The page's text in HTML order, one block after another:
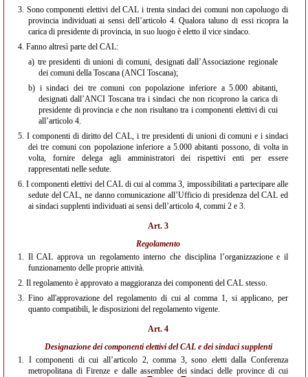
3. Sono componenti elettivi del CAL i trenta sindaci dei comuni non capoluogo di
provincia individuati ai sensi dell’articolo 4. Qualora taluno di essi ricopra la
carica di presidente di provincia, in suo luogo è eletto il vice sindaco.
4. Fanno altresì parte del CAL:
a) tre presidenti di unioni di comuni, designati dall’Associazione regionale
dei comuni della Toscana (ANCI Toscana);
b) i sindaci dei tre comuni con popolazione inferiore a 5.000 abitanti,
designati dall’ANCI Toscana tra i sindaci che non ricoprono la carica di
presidente di provincia e che non risultano tra i componenti elettivi di cui
all’articolo 4.
5. I componenti di diritto del CAL, i tre presidenti di unioni di comuni e i sindaci
dei tre comuni con popolazione inferiore a 5.000 abitanti possono, di volta in
volta, fornire delega agli amministratori dei rispettivi enti per essere
rappresentati nelle sedute.
6. I componenti elettivi del CAL di cui al comma 3, impossibilitati a partecipare alle
sedute del CAL, ne danno comunicazione all’Ufficio di presidenza del CAL ed
ai sindaci supplenti individuati ai sensi dell’articolo 4, commi 2 e 3.
Art. 3
Regolamento
1. Il CAL approva un regolamento interno che disciplina l’organizzazione e il
funzionamento delle proprie attività.
2. Il regolamento è approvato a maggioranza dei componenti del CAL stesso.
3. Fino all'approvazione del regolamento di cui al comma 1, si applicano, per
quanto compatibili, le disposizioni del regolamento vigente.
Art. 4
Designazione dei componenti elettivi del CAL e dei sindaci supplenti
1. I componenti di cui all’articolo 2, comma 3, sono eletti dalla Conferenza
metropolitana di Firenze e dalle assemblee dei sindaci delle province di cui